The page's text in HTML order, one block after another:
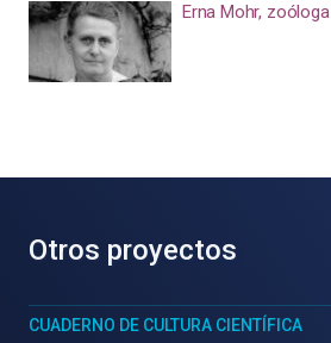
Erna Mohr, zoóloga
Otros proyectos
CUADERNO DE CULTURA CIENTÍFICA